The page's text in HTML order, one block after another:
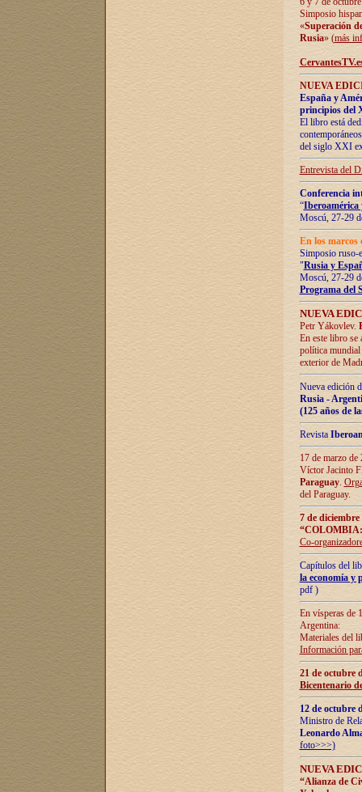
Simposio
«Superación
Rusia» (más
NUEVA
España y
principios del
El libro está
del siglo XXI
Entrevista del
Conferencia
“Iberoamérica
Moscú, 27-29
En los marcos
Simposio ruso-
"Rusia y
Moscú, 27-29
Programa del
NUEVA
Petr Yákovlev.
En este libro se
política mundial
exterior de
Nueva edición
Rusia -
(125 años de
Revista
17 de marzo
Víctor Jacinto
Paraguay.
del Paraguay.
7 de
Co-
Capítulos del
la economía y
pdf )
En vísperas de
Argentina:
Materiales del
Información
21 de octubre
Bicentenario
12 de octubre
Ministro de
Leonardo
foto>>>)
NUEVA
“Alianza de